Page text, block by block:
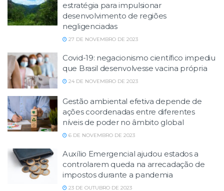
estratégia para impulsionar
desenvolvimento de regiões
negligenciadas
27 DE NOVEMBRO DE 2023
Covid-19: negacionismo científico impediu
que Brasil desenvolvesse vacina própria
24 DE NOVEMBRO DE 2023
Gestão ambiental efetiva depende de
ações coordenadas entre diferentes
níveis de poder no âmbito global
6 DE NOVEMBRO DE 2023
Auxílio Emergencial ajudou estados a
controlarem queda na arrecadação de
impostos durante a pandemia
23 DE OUTUBRO DE 2023